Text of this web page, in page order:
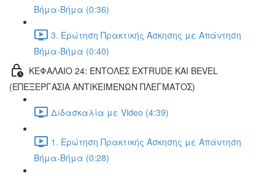
Βήμα-Βήμα (0:36)
3. Ερώτηση Πρακτικής Άσκησης με Απάντηση
Βήμα-Βήμα (0:40)
ΚΕΦΑΛΑΙΟ 24: ΕΝΤΟΛΕΣ EXTRUDE ΚΑΙ BEVEL
(ΕΠΕΞΕΡΓΑΣΙΑ ΑΝΤΙΚΕΙΜΕΝΩΝ ΠΛΕΓΜΑΤΟΣ)
Διδασκαλία με Video (4:39)
1. Ερώτηση Πρακτικής Άσκησης με Απάντηση
Βήμα-Βήμα (0:28)